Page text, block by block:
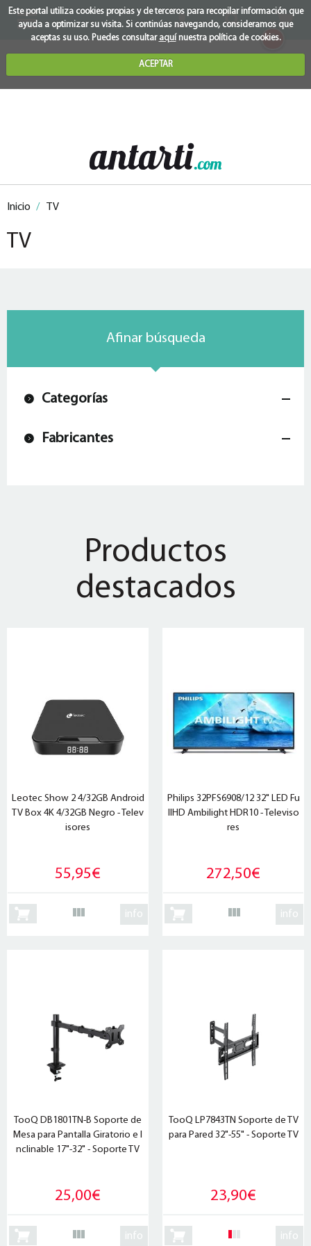
Este portal utiliza cookies propias y de terceros para recopilar información que
ayuda a optimizar su visita. Si continúas navegando, consideramos que
aceptas su uso. Puedes consultar aquínuestra política de cookies.
ACEPTAR
0
Inicio / TV
TV
Afinar búsqueda
Categorías
Fabricantes
Productos
destacados
Leotec Show 2 4/32GB Android
TV Box 4K 4/32GB Negro - Telev
isores
55,95€
info
Philips 32PFS6908/12 32" LED Fu
llHD Ambilight HDR10 - Televiso
res
272,50€
info
TooQ DB1801TN-B Soporte de
Mesa para Pantalla Giratorio e I
nclinable 17"-32" - Soporte TV
25,00€
info
TooQ LP7843TN Soporte de TV
para Pared 32"-55" - Soporte TV
23,90€
info